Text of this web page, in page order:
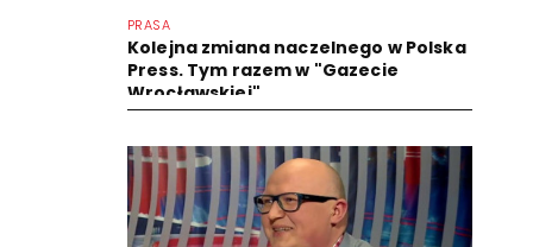
PRASA
Kolejna zmiana naczelnego w Polska
Press. Tym razem w "Gazecie
Wrocławskiej"